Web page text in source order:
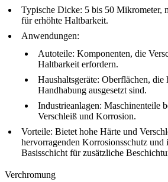
Typische Dicke: 5 bis 50 Mikrometer,
für erhöhte Haltbarkeit.
Anwendungen:
Autoteile: Komponenten, die
Haltbarkeit erfordern.
Haushaltsgeräte: Oberflächen, die
Handhabung ausgesetzt sind.
Industrieanlagen: Maschinenteile
Verschleiß und Korrosion.
Vorteile: Bietet hohe Härte und
hervorragenden Korrosionsschutz und
Basisschicht für zusätzliche
Verchromung